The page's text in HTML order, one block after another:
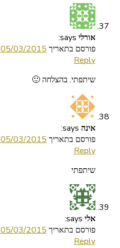
אורלי says:
פורסם בתאריך 05/03/2015 ב- 22:04
Reply
שיתפתי. בהצלחה 🙂
אינה says:
פורסם בתאריך 05/03/2015 ב- 21:37
Reply
שיתפתי
אלי says:
פורסם בתאריך 05/03/2015 ב- 15:20
Reply